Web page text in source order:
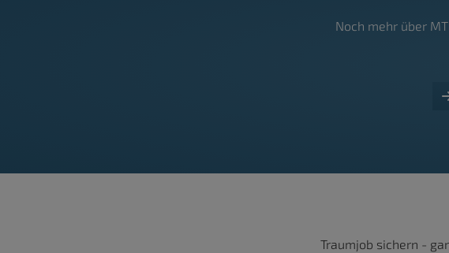
Noch mehr über
Traumjob sichern -